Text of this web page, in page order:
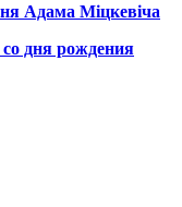
Адама Міцкевіча
дня рождения